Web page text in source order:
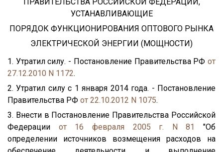
УСТАНАВЛИВАЮЩИЕ
ПОРЯДОК ФУНКЦИОНИРОВАНИЯ ОПТОВОГО РЫНКА
ЭЛЕКТРИЧЕСКОЙ ЭНЕРГИИ (МОЩНОСТИ)
1. Утратил силу. - Постановление Правительства РФ от
27.12.2010 N 1172.
2. Утратил силу с 1 января 2014 года. - Постановление
Правительства РФ от 22.10.2012 N 1075.
3. Внести в Постановление Правительства Российской
Федерации от 16 февраля 2005 г. N 81
"Об
определении источников возмещения расходов на